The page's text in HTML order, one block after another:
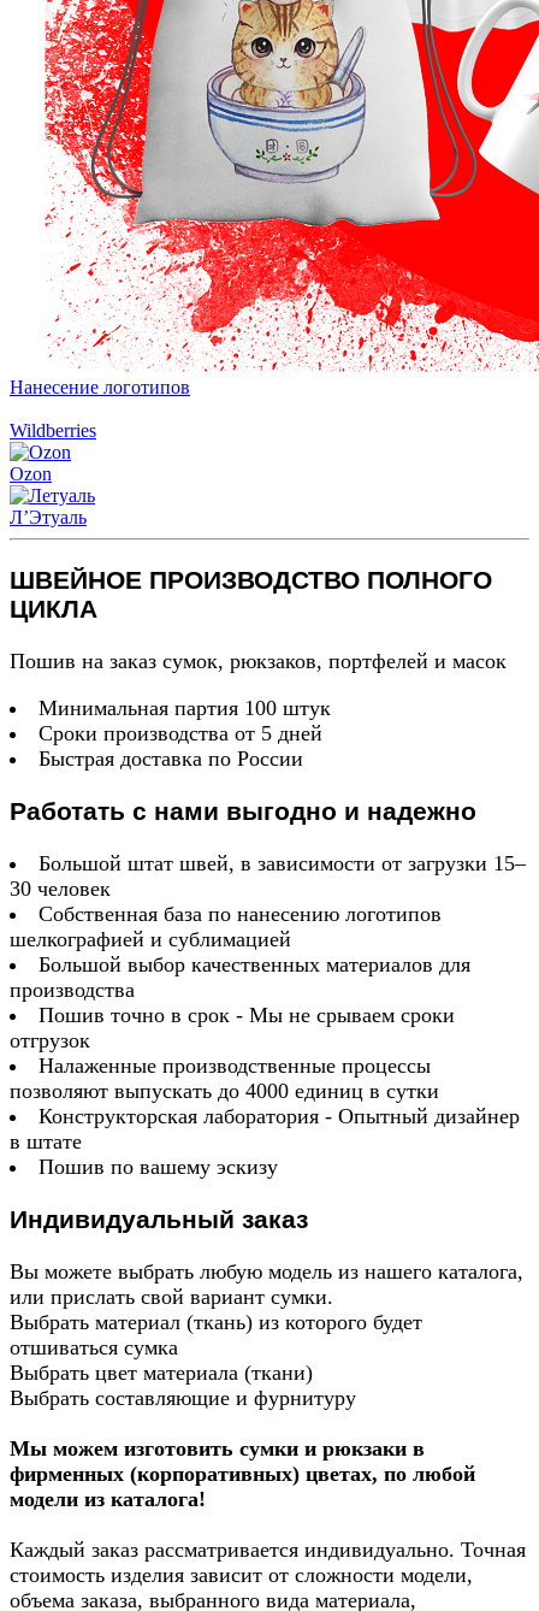
Нанесение логотипов
Wildberries
Ozon
Л’Этуаль
ШВЕЙНОЕ ПРОИЗВОДСТВО ПОЛНОГО
ЦИКЛА
Пошив на заказ сумок, рюкзаков, портфелей и масок
Минимальная партия 100 штук
Сроки производства от 5 дней
Быстрая доставка по России
Работать с нами выгодно и надежно
Большой штат швей, в зависимости от загрузки 15–
30 человек
Собственная база по нанесению логотипов
шелкографией и сублимацией
Большой выбор качественных материалов для
производства
Пошив точно в срок - Мы не срываем сроки
отгрузок
Налаженные производственные процессы
позволяют выпускать до 4000 единиц в сутки
Конструкторская лаборатория - Опытный дизайнер
в штате
Пошив по вашему эскизу
Индивидуальный заказ
Вы можете выбрать любую модель из нашего каталога,
или прислать свой вариант сумки.
Выбрать материал (ткань) из которого будет
отшиваться сумка
Выбрать цвет материала (ткани)
Выбрать составляющие и фурнитуру
Мы можем изготовить сумки и рюкзаки в
фирменных (корпоративных) цветах, по любой
модели из каталога!
Каждый заказ рассматривается индивидуально. Точная
стоимость изделия зависит от сложности модели,
объема заказа, выбранного вида материала,